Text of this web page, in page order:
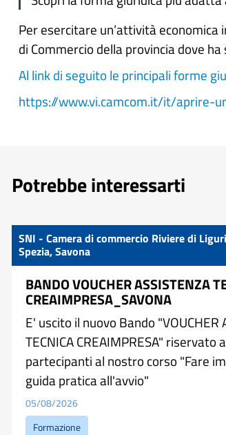
Per esercitare un’attività
di Commercio della provincia dove ha
Al link di seguito le principali forme
https://www.vi.camcom.it/it/aprire-
Potrebbe interessarti
SNI - Camera di commercio Riviere di
Spezia, Savona
BANDO VOUCHER ASSISTENZA
CREAIMPRESA_SAVONA
E' uscito il nuovo Bando "VOUCHER
TECNICA CREAIMPRESA" riservato
partecipanti al nostro corso "Fare
guida pratica all'avvio"
05/08/2026
Formazione